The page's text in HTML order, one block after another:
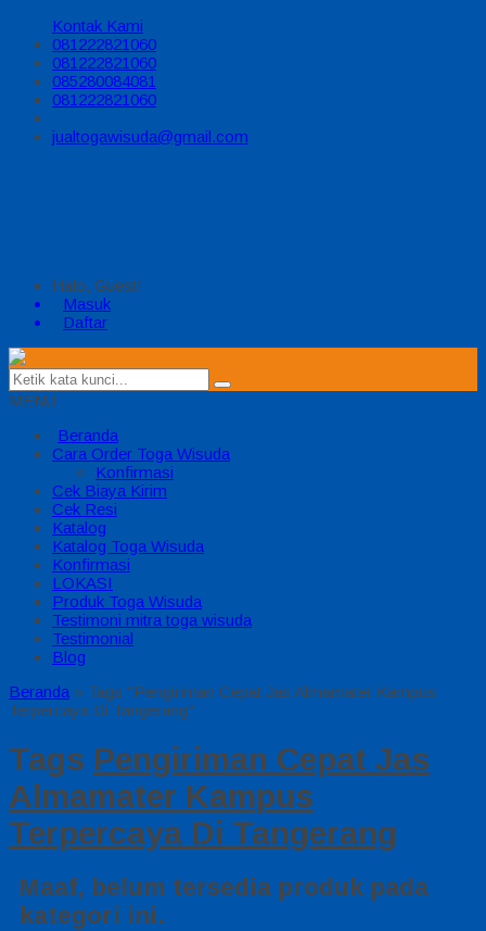
Kontak Kami
081222821060
081222821060
085280084081
081222821060
jualtogawisuda@gmail.com
Halo, Guest!
Masuk
Daftar
MENU
Beranda
Cara Order Toga Wisuda
Konfirmasi
Cek Biaya Kirim
Cek Resi
Katalog
Katalog Toga Wisuda
Konfirmasi
LOKASI
Produk Toga Wisuda
Testimoni mitra toga wisuda
Testimonial
Blog
Beranda » Tags "Pengiriman Cepat Jas Almamater Kampus
Terpercaya Di Tangerang"
Tags Pengiriman Cepat Jas
Almamater Kampus
Terpercaya Di Tangerang
Maaf, belum tersedia produk pada
kategori ini.